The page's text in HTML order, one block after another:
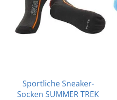
Sportliche Sneaker-
Socken SUMMER TREK